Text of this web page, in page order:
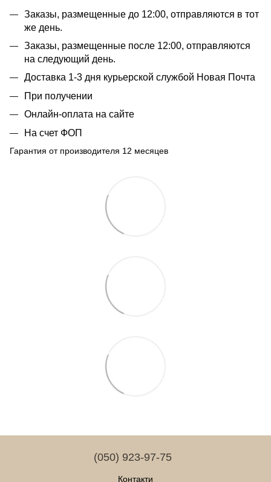
Заказы, размещенные до 12:00, отправляются в тот
же день.
Заказы, размещенные после 12:00, отправляются
на следующий день.
Доставка 1-3 дня курьерской службой Новая Почта
При получении
Онлайн-оплата на сайте
На счет ФОП
Гарантия от производителя 12 месяцев
(050) 923-97-75
Контакти